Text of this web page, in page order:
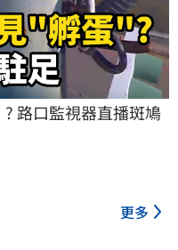
? 路口監視器直播斑鳩
更多